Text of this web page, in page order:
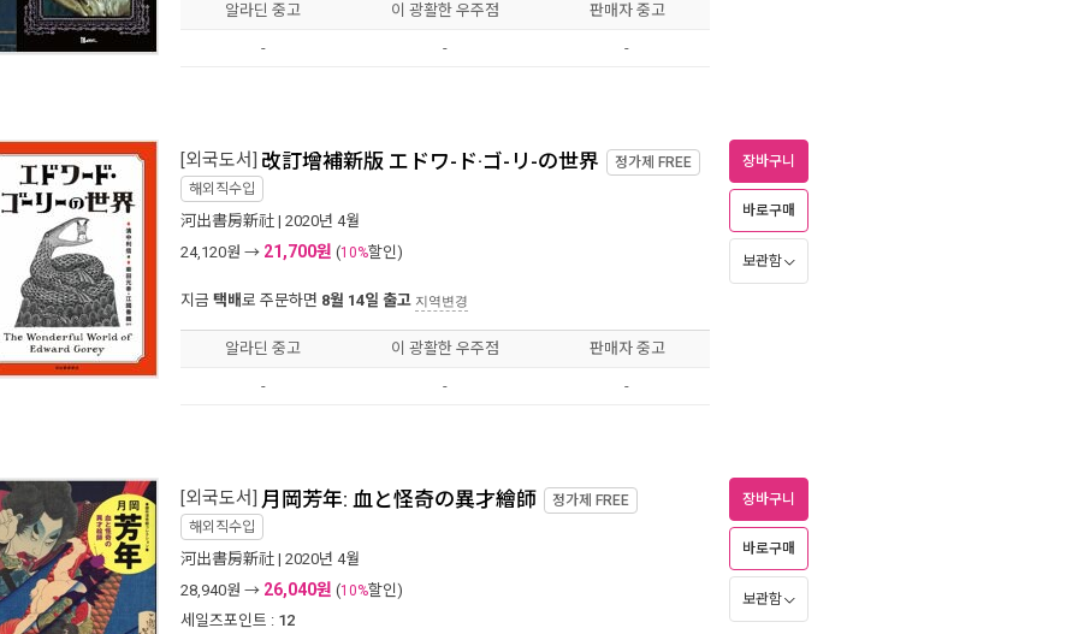
알라딘 중고 이 광활한 우주점 판매자 중고
- - -
[외국도서] 改訂增補新版 エドワ-ド·ゴ-リ-の世界 정가제 FREE
해외직수입
河出書房新社 | 2020년 4월
24,120원 → 21,700원 (10%할인)
지금 택배로 주문하면 8월 14일 출고 지역변경
장바구니
바로구매
보관함
알라딘 중고 이 광활한 우주점 판매자 중고
- - -
[외국도서] 月岡芳年: 血と怪奇の異才繪師 정가제 FREE
해외직수입
河出書房新社 | 2020년 4월
28,940원 → 26,040원 (10%할인)
세일즈포인트 : 12
장바구니
바로구매
보관함